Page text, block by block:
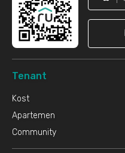
Tenant
Kost
Apartemen
Community